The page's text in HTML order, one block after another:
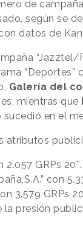
de
según se
datos de
“Jazztel/
“Deportes”
Galería del
mientras que
en el
atributos
GRPs 20’’.
con
3.579 GRPs
la presión